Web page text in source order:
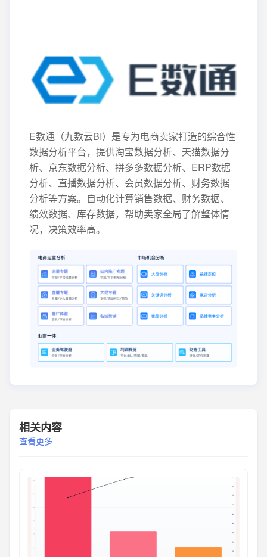
E数通（九数云BI）是专为电商卖家打造的综合性
数据分析平台，提供淘宝数据分析、天猫数据分
析、京东数据分析、拼多多数据分析、ERP数据
分析、直播数据分析、会员数据分析、财务数据
分析等方案。自动化计算销售数据、财务数据、
绩效数据、库存数据，帮助卖家全局了解整体情
况，决策效率高。
相关内容
查看更多